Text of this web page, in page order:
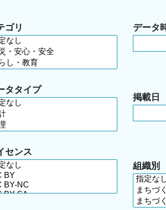
ゴリ
タタイプ
センス
データ
掲載日
組織別